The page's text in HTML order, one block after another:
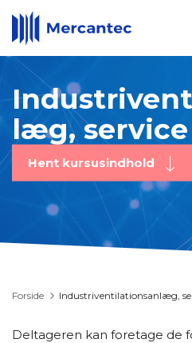
læg,
Hent kursusindhold
Forside Industriventilationsanlæg,
Deltageren kan foretage de